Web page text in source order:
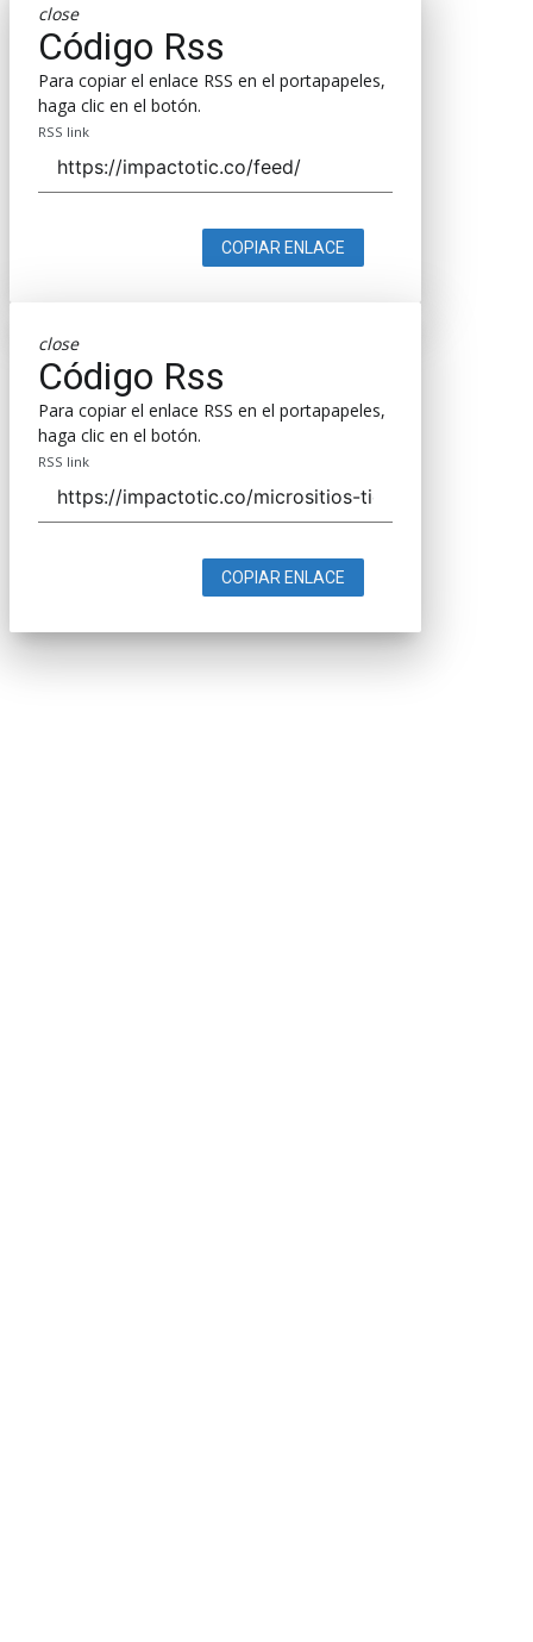
close
Código Rss
Para copiar el enlace RSS en el portapapeles,
haga clic en el botón.
RSS link
COPIAR ENLACE
close
Código Rss
Para copiar el enlace RSS en el portapapeles,
haga clic en el botón.
RSS link
COPIAR ENLACE